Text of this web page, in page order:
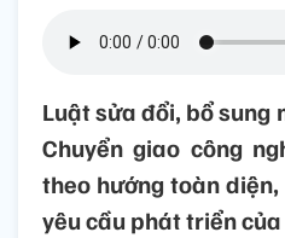
Luật sửa đổi, bổ sung
Chuyển giao công
theo hướng toàn
yêu cầu phát triển